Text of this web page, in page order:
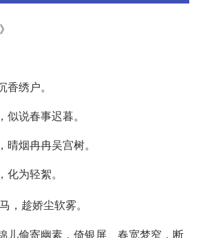
绣户。
说春事迟暮。
烟冉冉吴宫树。
为轻絮。
，趁娇尘软雾。
儿偷寄幽素，倚银屏、春宽梦窄，断